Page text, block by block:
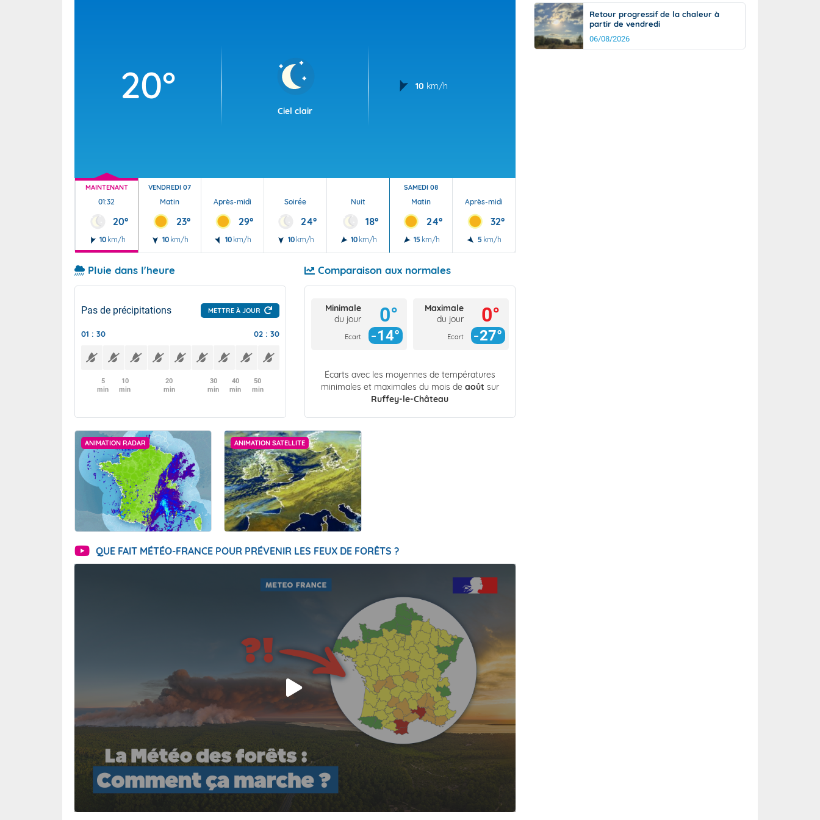
20°
Ciel clair
10 km/h
MAINTENANT
01:32
20°
10 km/h
VENDREDI 07
Matin
23°
10 km/h
Après-midi
29°
10 km/h
Soirée
24°
10 km/h
Nuit
18°
10 km/h
SAMEDI 08
Matin
24°
15 km/h
Après-midi
32°
5 km/h
Pluie dans l'heure
Pas de précipitations METTRE À JOUR
01 : 30 02 : 30
5
min
10
min
20
min
30
min
40
min
50
min
Comparaison aux normales
Minimale
du jour
Ecart
0°
14°
Maximale
du jour
Ecart
0°
27°
Écarts avec les moyennes de températures
minimales et maximales du mois de août sur
Ruffey-le-Château
ANIMATION RADAR ANIMATION SATELLITE
QUE FAIT MÉTÉO-FRANCE POUR PRÉVENIR LES FEUX DE FORÊTS ?
Retour progressif de la chaleur à
partir de vendredi
06/08/2026